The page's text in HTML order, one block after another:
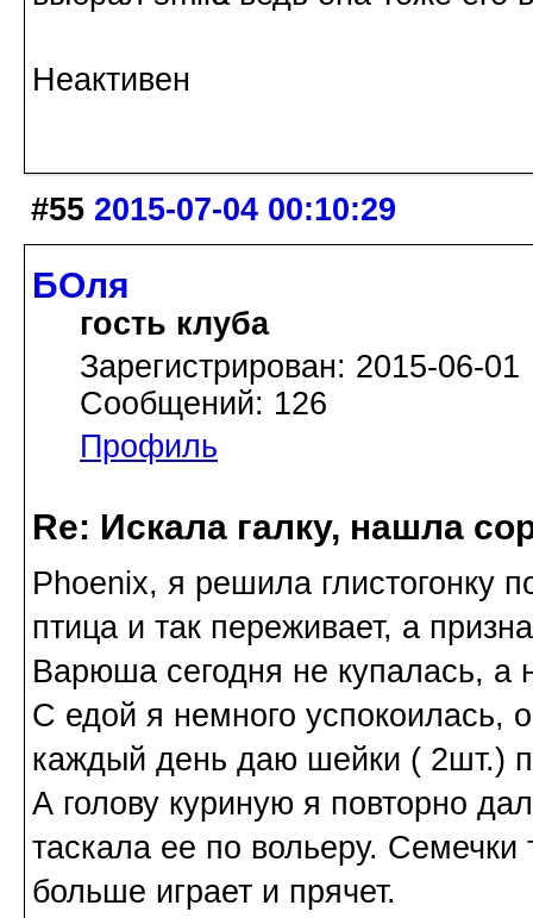
Неактивен
#55 2015-07-04 00:10:29
БОля
гость клуба
Зарегистрирован: 2015-06-01
Сообщений: 126
Профиль
Re: Искала галку, нашла
Phoenix, я решила глистогонку
птица и так переживает, а
Варюша сегодня не купалась, а
С едой я немного успокоилась,
каждый день даю шейки ( 2шт.)
А голову куриную я повторно
таскала ее по вольеру.
больше играет и прячет.